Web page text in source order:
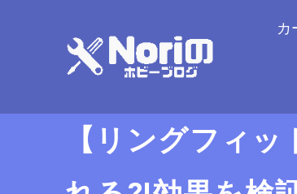
カ
【リングフィ